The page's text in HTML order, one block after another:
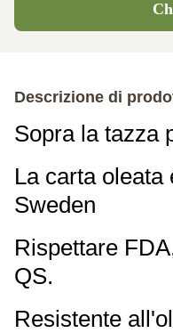
Descrizione di
Sopra la tazza
La carta oleata
Sweden
Rispettare
QS.
Resistente